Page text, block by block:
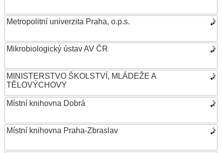
Metropolitní univerzita Praha, o.p.s.
Mikrobiologický ústav AV ČR
MINISTERSTVO ŠKOLSTVÍ, MLÁDEŽE A
TĚLOVÝCHOVY
Místní knihovna Dobrá
Místní knihovna Praha-Zbraslav